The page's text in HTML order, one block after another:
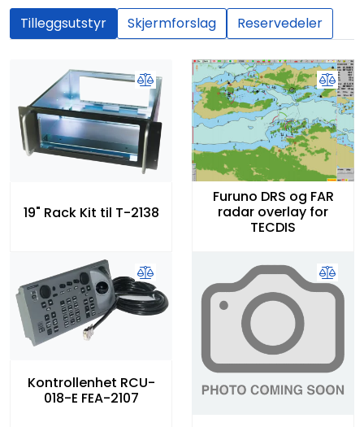
Tilleggsutstyr Skjermforslag Reservedeler
19" Rack Kit til T-2138
Furuno DRS og FAR
radar overlay for
TECDIS
Kontrollenhet RCU-
018-E FEA-2107